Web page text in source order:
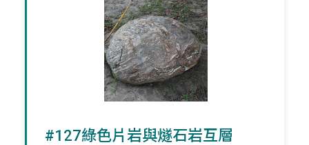
#127綠色片岩與燧石岩互層